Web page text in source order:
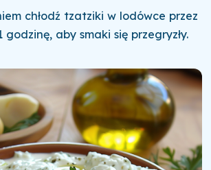
chłodź tzatziki w lodówce przez
godzinę, aby smaki się przegryzły.